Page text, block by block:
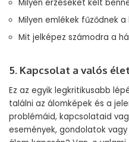
Milyen érzéseket kelt
Milyen emlékek fűződnek a
Mit jelképez számodra a
5. Kapcsolat a valós
Ez az egyik legkritikusabb
találni az álomképek és a
problémáid, kapcsolataid
események, gondolatok